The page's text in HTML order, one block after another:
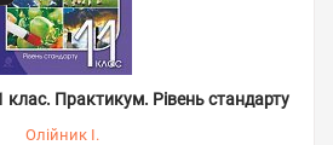
клас. Практикум. Рівень стандарту
Олійник І.